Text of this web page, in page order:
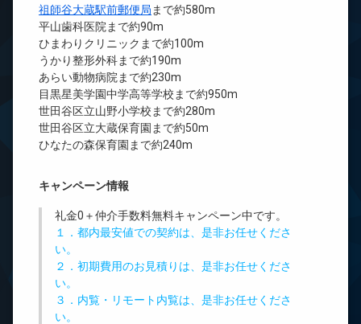
祖師谷大蔵駅前郵便局 まで約580m
平山歯科医院まで約90m
ひまわりクリニックまで約100m
うかり整形外科まで約190m
あらい動物病院まで約230m
目黒星美学園中学高等学校まで約950m
世田谷区立山野小学校まで約280m
世田谷区立大蔵保育園まで約50m
ひなたの森保育園まで約240m
キャンペーン情報
礼金0 ＋仲介手数料無料キャンペーン中です。
１．都内最安値での契約は、是非お任せくださ
い。
２．初期費用のお見積りは、是非お任せくださ
い。
３．内覧・リモート内覧は、是非お任せくださ
い。